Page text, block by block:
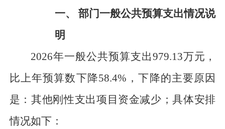
一、部门一般公共预算支出情况说
明
2026年一般公共预算支出979.13万元 ，
比上年预算数下降58.4%，下降的主要原因
是： 其他刚性支出项目资金减少 ；具体安排
情况如下：